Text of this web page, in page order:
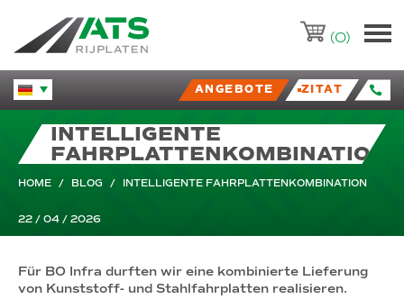
ATS-Trading.nl
(0)
Huidige taal veranderen.ANGEBOTE ZITAT
INTELLIGENTE
FAHRPLATTENKOMBINATION
HOME / BLOG / INTELLIGENTE FAHRPLATTENKOMBINATION
22 / 04 / 2026
Für BO Infra durften wir eine kombinierte Lieferung
von Kunststoff- und Stahlfahrplatten realisieren.